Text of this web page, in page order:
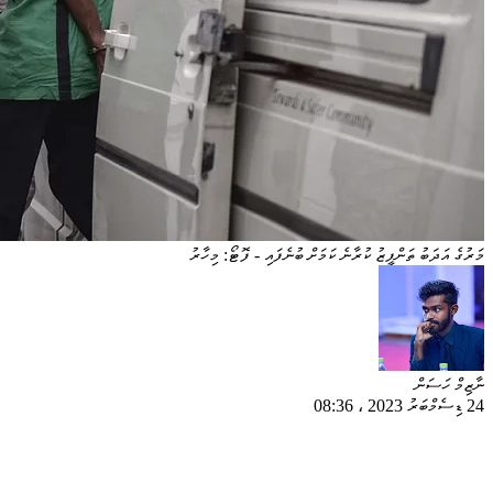
މަރުގެ އަދަބު ތަންފީޒު ކުރާނެ ކަމަށް ބުނެފައި - ފޮޓޯ: މިހާރު
ނާޒިމް ހަސަން
24 ޑިސެމްބަރު 2023
، 08:36